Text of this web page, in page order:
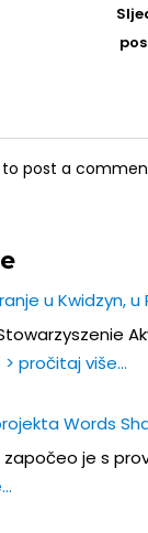
to post a
u Kwidzyn, u
> pročitaj više…
Words
započeo je s